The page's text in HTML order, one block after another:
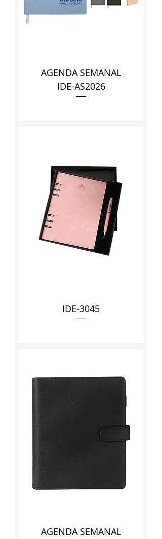
AGENDA SEMANAL
IDE-AS2026
IDE-3045
AGENDA SEMANAL